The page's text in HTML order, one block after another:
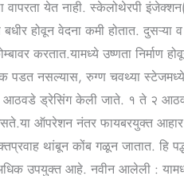
वापरता येत नाही. स्केलोथेरपी
होवून वेदना कमी होतात. दुसऱ्या
करतात.यामध्ये उष्णता निर्माण
फरक पडत नसल्यास, रुग्ण चवथ्या
२ आठवडे ड्रेसिंग केली जाते. १ ते २
ऑपरेशन नंतर फायबरयुक्त आहार
थांबून कोंब गळून जातात. हि
अधिक उपयुक्त आहे. नवीन आलेली :